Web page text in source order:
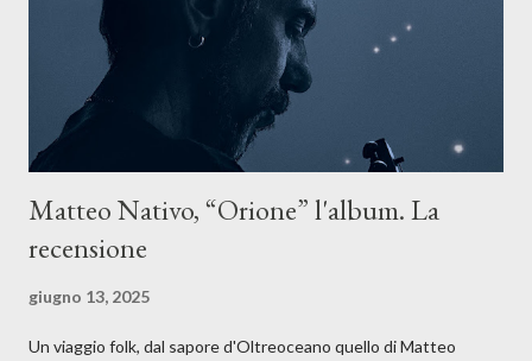
dichiarazione d’intenti: Cico Messina apre il suo nuovo percorso
artistico con una composizi...
Matteo Nativo, “Orione” l'album. La
recensione
giugno 13, 2025
Un viaggio folk, dal sapore d'Oltreoceano quello di Matteo